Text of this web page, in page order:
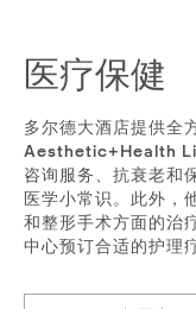
医疗保健
多尔德大酒店提供全
Aesthetic+Health
咨询服务、抗衰老和
医学小常识。此外，
和整形手术方面的治
中心预订合适的护理